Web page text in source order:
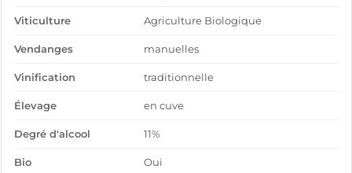
Viticulture Agriculture Biologique
Vendanges manuelles
Vinification traditionnelle
Élevage en cuve
Degré d'alcool 11%
Bio Oui